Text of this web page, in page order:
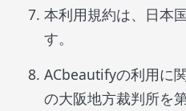
本利用規約は、日本
す。
ACbeautifyの利用に
の大阪地方裁判所を